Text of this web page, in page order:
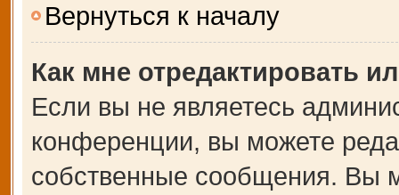
Вернуться к началу
Как мне отредактировать
Если вы не являетесь
конференции, вы можете
собственные сообщения. Вы